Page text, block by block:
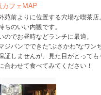
カフェMAP
苑前よりに位置する穴場な喫茶
のいい内観です。
でお昼時などランチに最適。
ジパンでできた”ぶさかわ”なワ
証しませんが、見た目がとって
合わせて食べてみてください！